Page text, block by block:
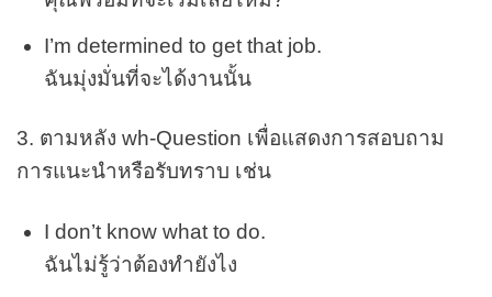
I’m determined to get that job.
ฉันมุ่งมั่นที่จะได้งานนั้น
3. ตามหลัง wh-Question เพื่อแสดงการสอบถาม
การแนะนำหรือรับทราบ เช่น
I don’t know what to do.
ฉันไม่รู้ว่าต้องทำยังไง